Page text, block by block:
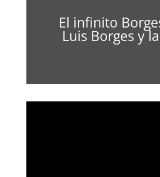
El infinito
Luis Borges y